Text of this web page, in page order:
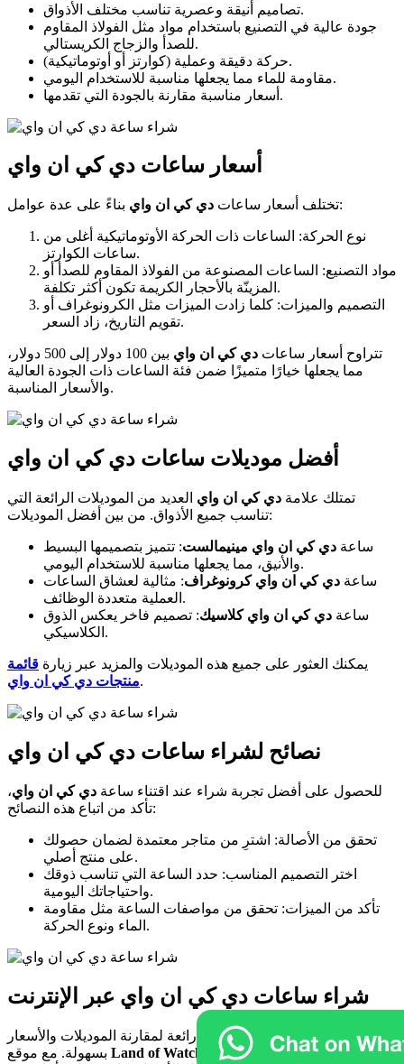
تصاميم أنيقة وعصرية تناسب مختلف الأذواق.
جودة عالية في التصنيع باستخدام مواد مثل الفولاذ المقاوم
للصدأ والزجاج الكريستالي.
حركة دقيقة وعملية (كوارتز أو أوتوماتيكية).
مقاومة للماء مما يجعلها مناسبة للاستخدام اليومي.
أسعار مناسبة مقارنة بالجودة التي تقدمها.
أسعار ساعات دي كي ان واي
تختلف أسعار ساعات دي كي ان واي بناءً على عدة عوامل:
نوع الحركة: الساعات ذات الحركة الأوتوماتيكية أغلى من
ساعات الكوارتز.
مواد التصنيع: الساعات المصنوعة من الفولاذ المقاوم للصدأ أو
المزينّة بالأحجار الكريمة تكون أكثر تكلفة.
التصميم والميزات: كلما زادت الميزات مثل الكرونوغراف أو
تقويم التاريخ، زاد السعر.
تتراوح أسعار ساعات دي كي ان واي
بين 100 دولار إلى 500 دولار،
مما يجعلها خيارًا متميزًا ضمن فئة الساعات ذات الجودة العالية
والأسعار المناسبة.
أفضل موديلات ساعات دي كي ان واي
تمتلك علامة دي كي ان واي العديد من الموديلات الرائعة التي
تناسب جميع الأذواق. من بين أفضل الموديلات:
ساعة دي كي ان واي مينيمالست: تتميز بتصميمها البسيط
والأنيق، مما يجعلها مناسبة للاستخدام اليومي.
ساعة دي كي ان واي كرونوغراف: مثالية لعشاق الساعات
العملية متعددة الوظائف.
ساعة دي كي ان واي كلاسيك: تصميم فاخر يعكس الذوق
الكلاسيكي.
يمكنك العثور على جميع هذه الموديلات والمزيد عبر زيارة قائمة
منتجات دي كي ان واي.
نصائح لشراء ساعات دي كي ان واي
للحصول على أفضل تجربة شراء عند اقتناء ساعة دي كي ان واي،
تأكد من اتباع هذه النصائح:
تحقق من الأصالة: اشترِ من متاجر معتمدة لضمان حصولك
على منتج أصلي.
اختر التصميم المناسب: حدد الساعة التي تناسب ذوقك
واحتياجاتك اليومية.
تأكد من الميزات: تحقق من مواصفات الساعة مثل مقاومة
الماء ونوع الحركة.
شراء ساعات دي كي ان واي عبر الإنترنت
يوفر التسوق عبر الإنترنت فرصة رائعة لمقارنة الموديلات والأسعار
Land of Watches
، يمكنك تصفح مجموعة واسعة